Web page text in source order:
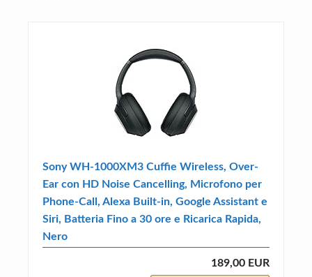
Sony WH-1000XM3 Cuffie Wireless, Over-
Ear con HD Noise Cancelling, Microfono per
Phone-Call, Alexa Built-in, Google Assistant e
Siri, Batteria Fino a 30 ore e Ricarica Rapida,
Nero
189,00 EUR